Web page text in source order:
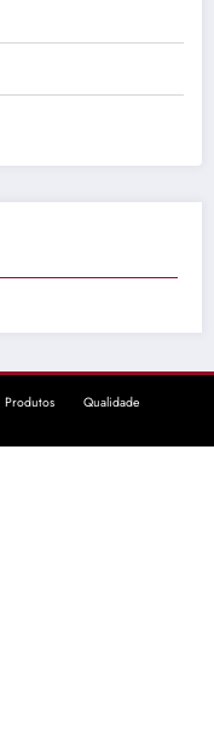
Produtos Qualidade